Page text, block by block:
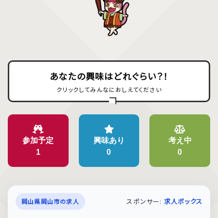
あなたの興味はどれぐらい？！
クリックしてみんなにおしえてください
参加予定
1
興味あり
0
考え中
0
岡山県岡山市の求人 スポンサー: 求人ボックス